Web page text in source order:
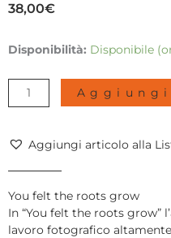
38,00€
Disponibilità: Disponibile
You
the
roots
Sabine
Hess,
quantità
Aggiungi articolo alla
You felt the roots grow
In “You felt the roots grow”
lavoro fotografico